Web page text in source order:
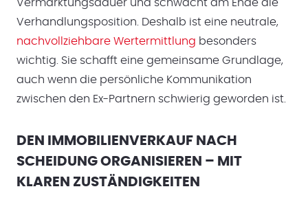
Vermarktungsdauer und schwächt am Ende die
Verhandlungsposition. Deshalb ist eine neutrale,
nachvollziehbare Wertermittlung besonders
wichtig. Sie schafft eine gemeinsame Grundlage,
auch wenn die persönliche Kommunikation
zwischen den Ex-Partnern schwierig geworden ist.
DEN IMMOBILIENVERKAUF NACH
SCHEIDUNG ORGANISIEREN – MIT
KLAREN ZUSTÄNDIGKEITEN